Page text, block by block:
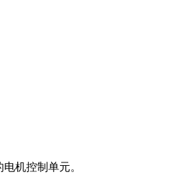
机控制单元。